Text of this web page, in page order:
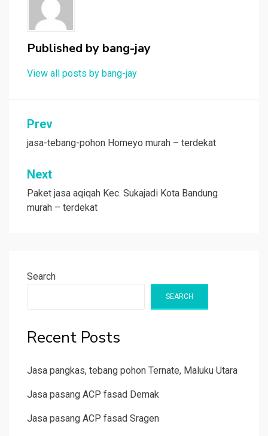
Published by bang-jay
View all posts by bang-jay
Post
navigation
Prev
jasa-tebang-pohon Homeyo murah – terdekat
Next
Paket jasa aqiqah Kec. Sukajadi Kota Bandung
murah – terdekat
Search
SEARCH
Recent Posts
Jasa pangkas, tebang pohon Ternate, Maluku Utara
Jasa pasang ACP fasad Demak
Jasa pasang ACP fasad Sragen